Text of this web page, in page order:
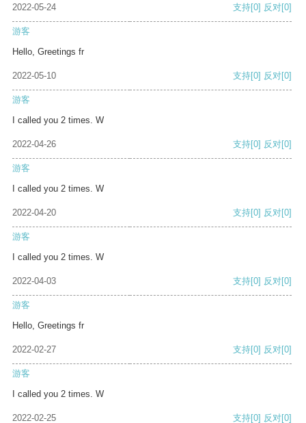
2022-05-24 支持[0] 反对[0]
游客
Hello, Greetings fr
2022-05-10 支持[0] 反对[0]
游客
I called you 2 times. W
2022-04-26 支持[0] 反对[0]
游客
I called you 2 times. W
2022-04-20 支持[0] 反对[0]
游客
I called you 2 times. W
2022-04-03 支持[0] 反对[0]
游客
Hello, Greetings fr
2022-02-27 支持[0] 反对[0]
游客
I called you 2 times. W
2022-02-25 支持[0] 反对[0]